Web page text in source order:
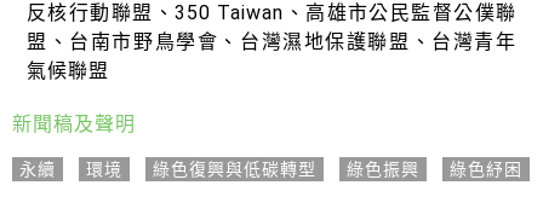
反核行動聯盟、350 Taiwan、高雄市公民監督公僕聯
盟、台南市野鳥學會、台灣濕地保護聯盟、台灣青年
氣候聯盟
新聞稿及聲明
永續 環境 綠色復興與低碳轉型 綠色振興 綠色紓困